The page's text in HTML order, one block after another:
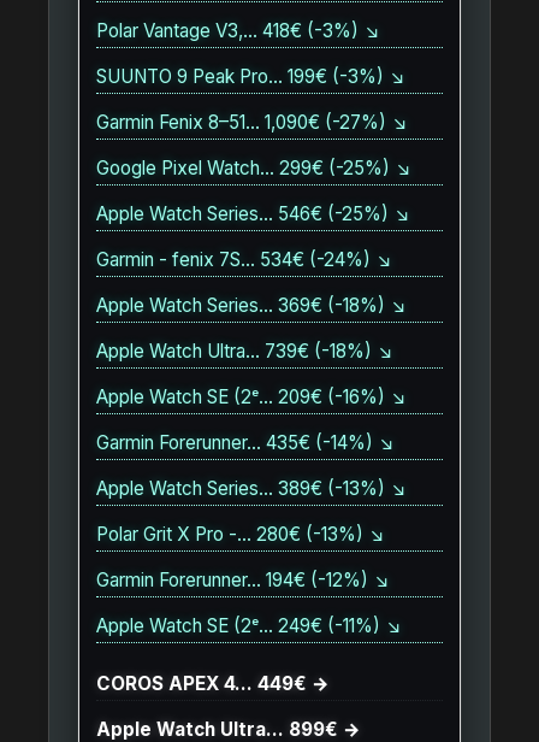
Polar Vantage V3,… 418€ (-3%) ↘
SUUNTO 9 Peak Pro… 199€ (-3%) ↘
Garmin Fenix 8–51… 1,090€ (-27%) ↘
Google Pixel Watch… 299€ (-25%) ↘
Apple Watch Series… 546€ (-25%) ↘
Garmin - fenix 7S… 534€ (-24%) ↘
Apple Watch Series… 369€ (-18%) ↘
Apple Watch Ultra… 739€ (-18%) ↘
Apple Watch SE (2ᵉ… 209€ (-16%) ↘
Garmin Forerunner… 435€ (-14%) ↘
Apple Watch Series… 389€ (-13%) ↘
Polar Grit X Pro -… 280€ (-13%) ↘
Garmin Forerunner… 194€ (-12%) ↘
Apple Watch SE (2ᵉ… 249€ (-11%) ↘
COROS APEX 4… 449€ →
Apple Watch Ultra… 899€ →